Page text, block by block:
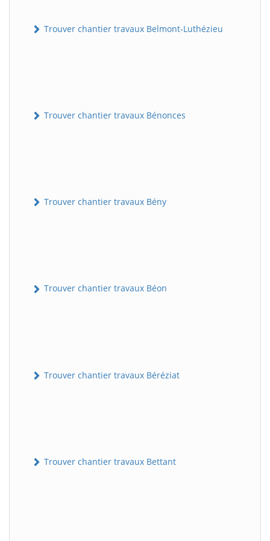
Trouver chantier travaux Belmont-Luthézieu
Trouver chantier travaux Bénonces
Trouver chantier travaux Bény
Trouver chantier travaux Béon
Trouver chantier travaux Béréziat
Trouver chantier travaux Bettant